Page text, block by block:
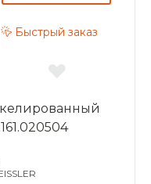
Быстрый заказ